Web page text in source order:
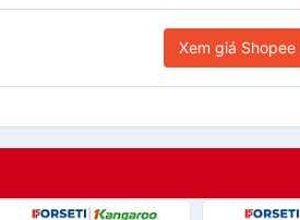
Xem giá Shopee